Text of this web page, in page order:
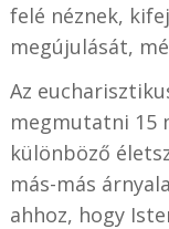
felé néznek,
megújulását,
Az
megmutatni 15
különböző
más-más
ahhoz, hogy